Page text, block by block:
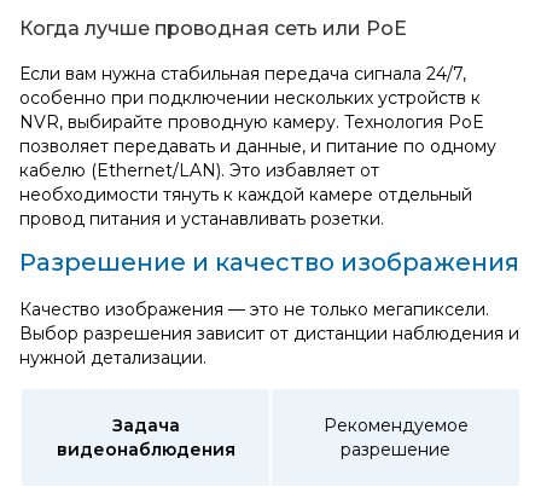
Когда лучше проводная сеть или PoE
Если вам нужна стабильная передача сигнала 24/7,
особенно при подключении нескольких устройств к
NVR, выбирайте проводную камеру. Технология PoE
позволяет передавать и данные, и питание по одному
кабелю (Ethernet/LAN). Это избавляет от
необходимости тянуть к каждой камере отдельный
провод питания и устанавливать розетки.
Разрешение и качество изображения
Качество изображения — это не только мегапиксели.
Выбор разрешения зависит от дистанции наблюдения и
нужной детализации.
Задача
видеонаблюдения
Рекомендуемое
разрешение